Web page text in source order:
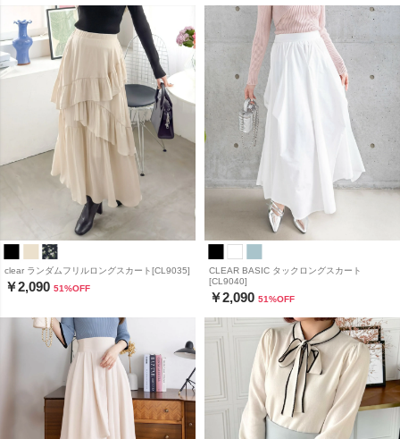
clear ランダムフリルロングスカート[CL9035]
￥2,090 51%OFF
CLEAR BASIC タックロングスカート
[CL9040]
￥2,090 51%OFF